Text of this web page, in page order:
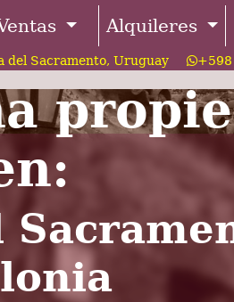
Alquileres
del Sacramento, Uruguay +598